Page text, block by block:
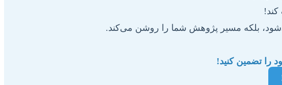
کند!
می‌شود، بلکه مسیر پژوهش شما را روشن می‌کند.
را تضمین کنید!